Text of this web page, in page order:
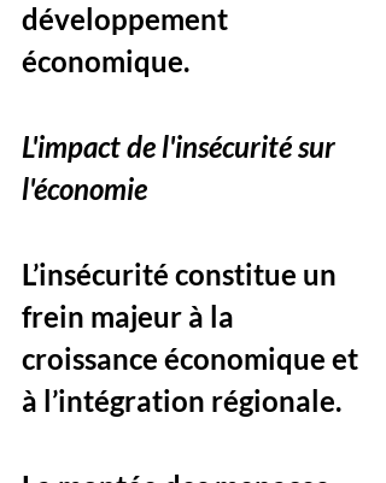
développement
économique.
L'impact de l'insécurité sur
l'économie
L’insécurité constitue un
frein majeur à la
croissance économique et
à l’intégration régionale.